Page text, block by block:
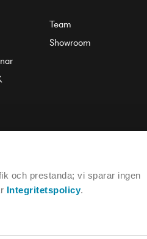
och prestanda; vi sparar ingen
Integritetspolicy.
Team
Showroom